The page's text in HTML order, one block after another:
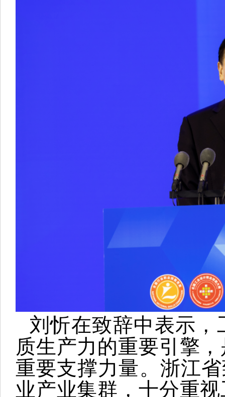
刘忻在致辞中表示
质生产力的重要引擎
重要支撑力量。浙江
业产业集群，十分重